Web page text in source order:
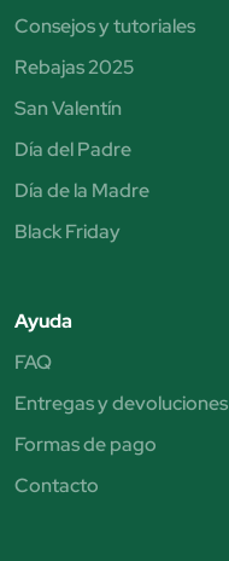
Consejos y tutoriales
Rebajas 2025
San Valentín
Día del Padre
Día de la Madre
Black Friday
Ayuda
FAQ
Entregas y devoluciones
Formas de pago
Contacto